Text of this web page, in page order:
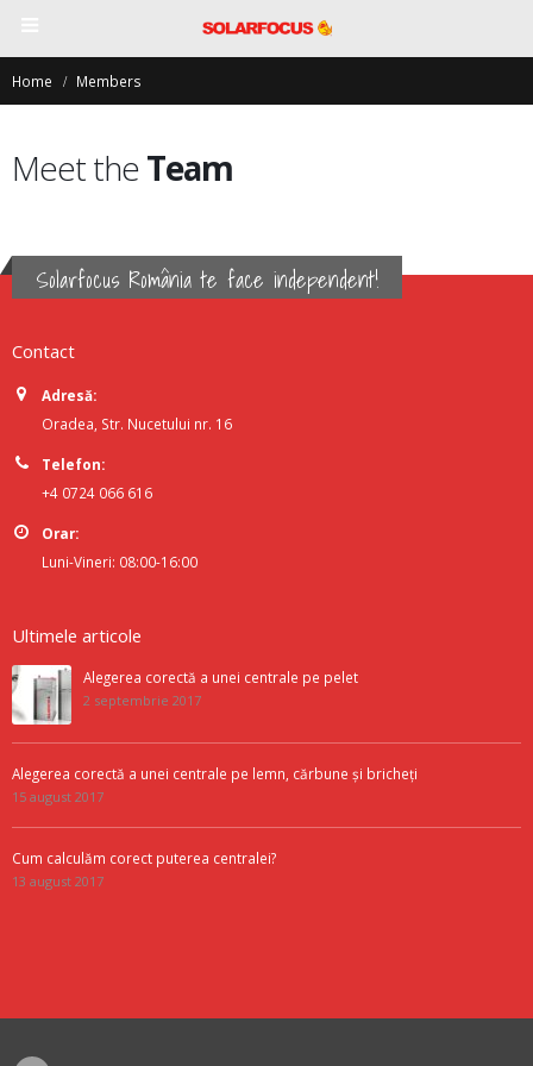
Home Members
Meet theTeam
Solarfocus România te face independent!
Contact
Adresă:
Oradea, Str. Nucetului nr. 16
Telefon:
+4 0724 066 616
Orar:
Luni-Vineri: 08:00-16:00
Ultimele articole
Alegerea corectă a unei centrale pe pelet
2 septembrie 2017
Alegerea corectă a unei centrale pe lemn, cărbune și bricheți
15 august 2017
Cum calculăm corect puterea centralei?
13 august 2017